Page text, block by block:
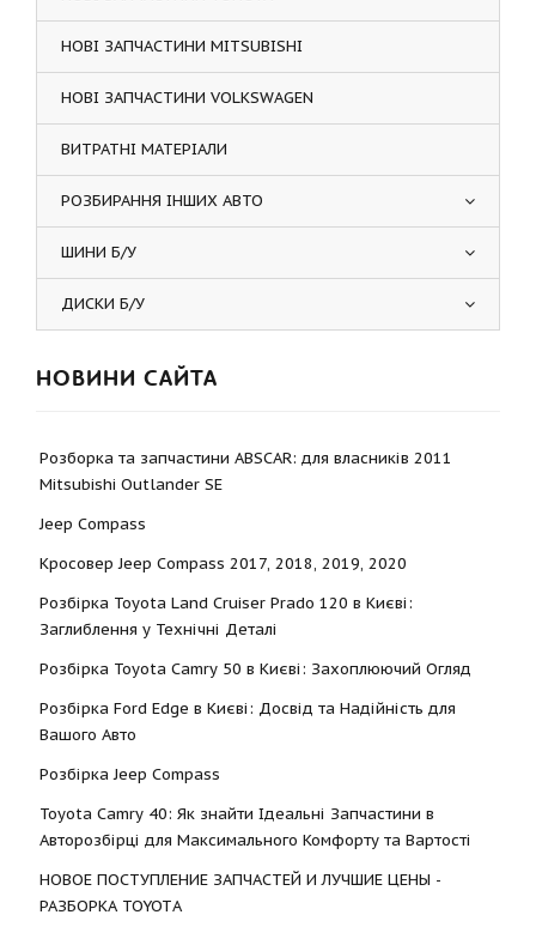
НОВІ ЗАПЧАСТИНИ MITSUBISHI
НОВІ ЗАПЧАСТИНИ VOLKSWAGEN
ВИТРАТНІ МАТЕРІАЛИ
РОЗБИРАННЯ ІНШИХ АВТО
ШИНИ Б/У
ДИСКИ Б/У
НОВИНИ САЙТА
Розборка та запчастини ABSCAR: для власників 2011
Mitsubishi Outlander SE
Jeep Compass
Кросовер Jeep Compass 2017, 2018, 2019, 2020
Розбірка Toyota Land Cruiser Prado 120 в Києві:
Заглиблення у Технічні Деталі
Розбірка Toyota Camry 50 в Києві: Захоплюючий Огляд
Розбірка Ford Edge в Києві: Досвід та Надійність для
Вашого Авто
Розбірка Jeep Compass
Toyota Camry 40: Як знайти Ідеальні Запчастини в
Авторозбірці для Максимального Комфорту та Вартості
НОВОЕ ПОСТУПЛЕНИЕ ЗАПЧАСТЕЙ И ЛУЧШИЕ ЦЕНЫ -
РАЗБОРКА TOYOTА